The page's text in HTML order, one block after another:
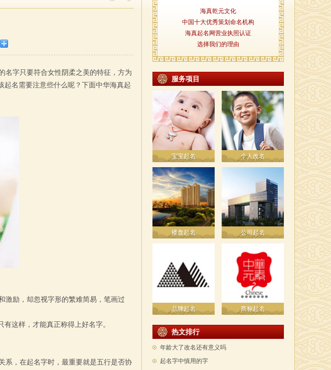
字只要符合女性阴柔之美的特征，方为
起名需要注意些什么呢？下面中华海真起
励，却忽视字形的繁难简易，笔画过
这样，才能真正称得上好名字。
系，在起名字时，最重要就是五行是否协
海真乾元文化
中国十大优秀策划命名机构
海真起名网营业执照认证
选择我们的理由
服务项目
宝宝起名 个人改名
楼盘起名 公司起名
品牌起名 商标起名
热文排行
年龄大了改名还有意义吗
起名字中慎用的字